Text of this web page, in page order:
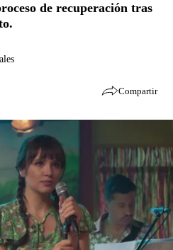
de recuperación tras
Compartir